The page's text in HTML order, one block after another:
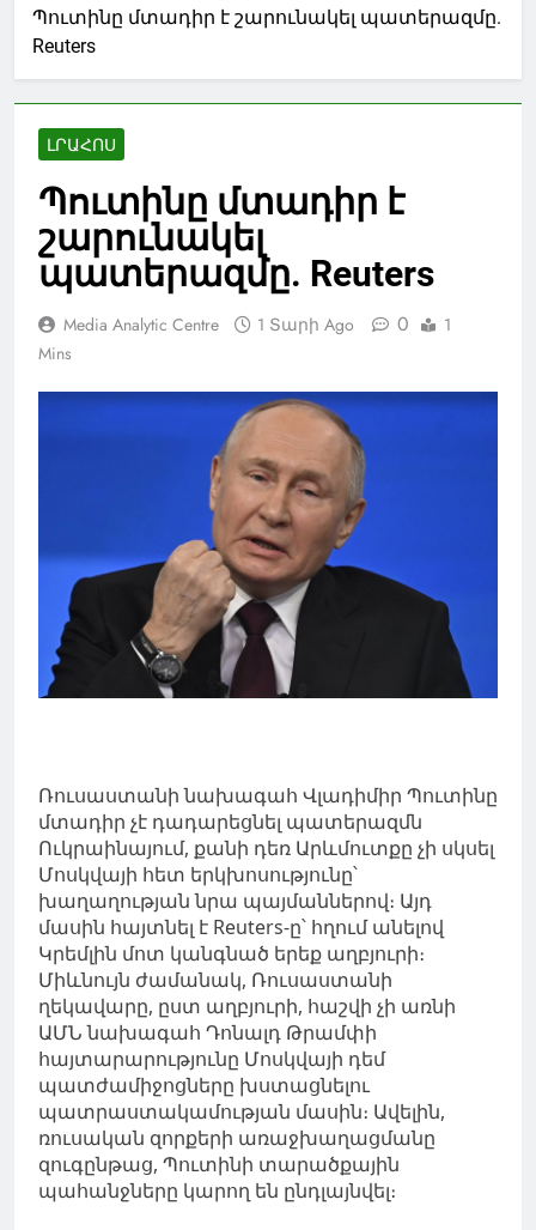
Պուտինը մտադիր է շարունակել պատերազմը.
Reuters
ԼՐԱՀՈՍ
Պուտինը մտադիր է
շարունակել
պատերազմը. Reuters
Media Analytic Centre 1 Տարի Ago 0
1
Mins
Ռուսաստանի նախագահ Վլադիմիր Պուտինը
մտադիր չէ դադարեցնել պատերազմն
Ուկրաինայում, քանի դեռ Արևմուտքը չի սկսել
Մոսկվայի հետ երկխոսությունը՝
խաղաղության նրա պայմաններով։ Այդ
մասին հայտնել է Reuters-ը՝ հղում անելով
Կրեմլին մոտ կանգնած երեք աղբյուրի։
Միևնույն ժամանակ, Ռուսաստանի
ղեկավարը, ըստ աղբյուրի, հաշվի չի առնի
ԱՄՆ նախագահ Դոնալդ Թրամփի
հայտարարությունը Մոսկվայի դեմ
պատժամիջոցները խստացնելու
պատրաստակամության մասին։ Ավելին,
ռուսական զորքերի առաջխաղացմանը
զուգընթաց, Պուտինի տարածքային
պահանջները կարող են ընդլայնվել։